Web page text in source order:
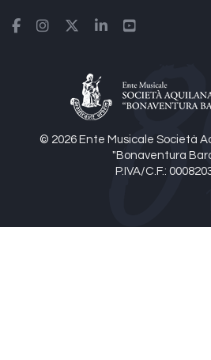
© 2026 Ente Musicale Società
"Bonaventura
P.IVA/C.F.: